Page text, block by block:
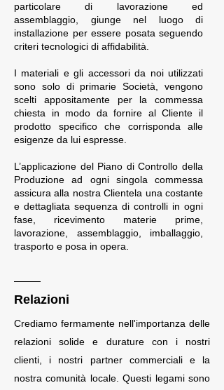
particolare di lavorazione ed
assemblaggio, giunge nel luogo di
installazione per essere posata seguendo
criteri tecnologici di affidabilità.
I materiali e gli accessori da noi utilizzati
sono solo di primarie Società, vengono
scelti appositamente per la commessa
chiesta in modo da fornire al Cliente il
prodotto specifico che corrisponda alle
esigenze da lui espresse.
L’applicazione del Piano di Controllo della
Produzione ad ogni singola commessa
assicura alla nostra Clientela una costante
e dettagliata sequenza di controlli in ogni
fase, ricevimento materie prime,
lavorazione, assemblaggio, imballaggio,
trasporto e posa in opera.
Relazioni
Crediamo fermamente nell'importanza delle
relazioni solide e durature con i nostri
clienti, i nostri partner commerciali e la
nostra comunità locale. Questi legami sono